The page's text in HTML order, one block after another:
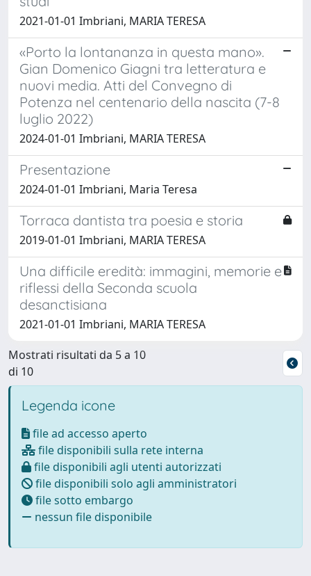
2021-01-01 Imbriani, MARIA TERESA
«Porto la lontananza in questa mano».
Gian Domenico Giagni tra letteratura e
nuovi media. Atti del Convegno di
Potenza nel centenario della nascita (7-8
luglio 2022)
2024-01-01 Imbriani, MARIA TERESA
Presentazione
2024-01-01 Imbriani, Maria Teresa
Torraca dantista tra poesia e storia
2019-01-01 Imbriani, MARIA TERESA
Una difficile eredità: immagini, memorie e
riflessi della Seconda scuola
desanctisiana
2021-01-01 Imbriani, MARIA TERESA
Mostrati risultati da 5 a 10
di 10
Legenda icone
file ad accesso aperto
file disponibili sulla rete interna
file disponibili agli utenti autorizzati
file disponibili solo agli amministratori
file sotto embargo
nessun file disponibile